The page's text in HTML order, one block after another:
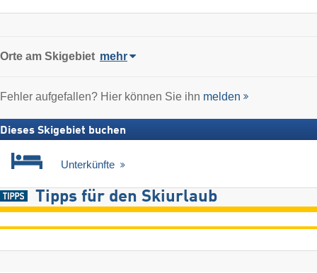
Orte am Skigebiet mehr
Fehler aufgefallen? Hier können Sie ihn melden
Dieses Skigebiet buchen
Unterkünfte
Tipps für den Skiurlaub